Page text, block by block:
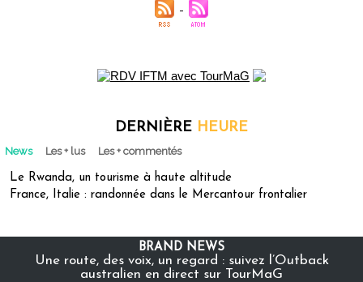
DERNIÈRE HEURE
News Les + lus Les + commentés
Le Rwanda, un tourisme à haute altitude
France, Italie : randonnée dans le Mercantour frontalier
BRAND NEWS
Une route, des voix, un regard : suivez l’Outback
australien en direct sur TourMaG